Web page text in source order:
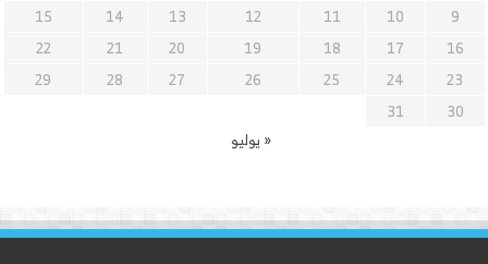
9
10
11
12
13
14
15
16
17
18
19
20
21
22
23
24
25
26
27
28
29
30
31
« يوليو